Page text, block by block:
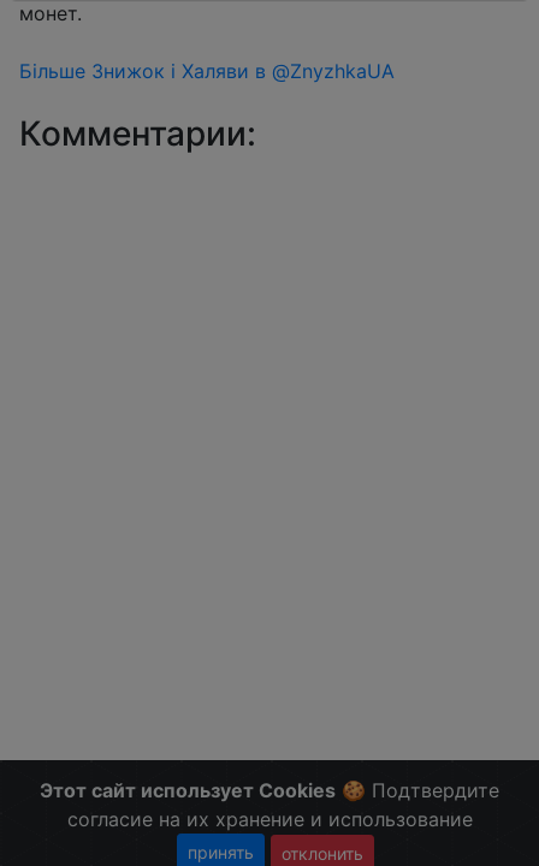
монет.
Більше Знижок і Халяви в @ZnyzhkaUA
Комментарии:
Этот сайт использует Cookies 🍪 Подтвердите
согласие на их хранение и использование
принять отклонить